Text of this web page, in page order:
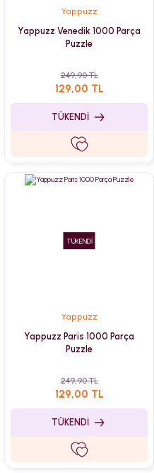
Yappuzz
Yappuzz Venedik 1000 Parça
Puzzle
249,90 TL
129,00 TL
TÜKENDİ
TÜKENDİ
Yappuzz
Yappuzz Paris 1000 Parça
Puzzle
249,90 TL
129,00 TL
TÜKENDİ